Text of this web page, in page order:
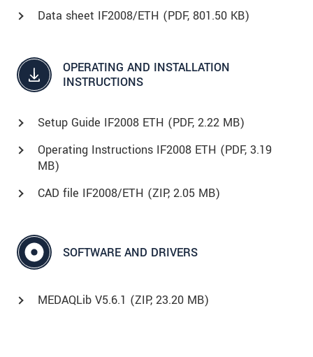
Data sheet IF2008/ETH (PDF, 801.50 KB)
OPERATING AND INSTALLATION
INSTRUCTIONS
Setup Guide IF2008 ETH (PDF, 2.22 MB)
Operating Instructions IF2008 ETH (PDF, 3.19
MB)
CAD file IF2008/ETH (ZIP, 2.05 MB)
SOFTWARE AND DRIVERS
MEDAQLib V5.6.1 (ZIP, 23.20 MB)